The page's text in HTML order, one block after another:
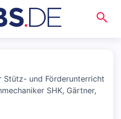
und Förderunterricht
SHK, Gärtner,